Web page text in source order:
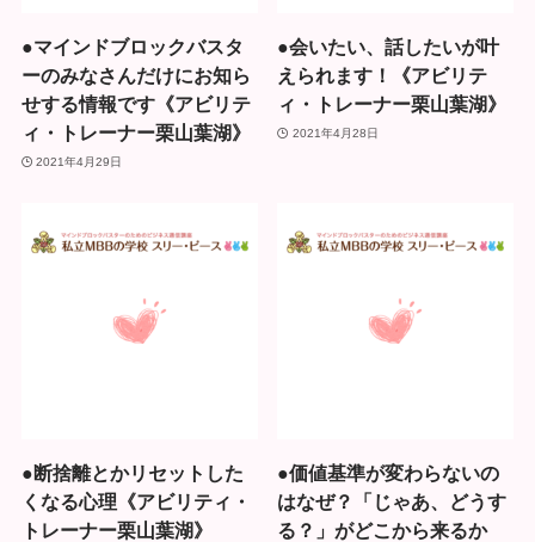
●マインドブロックバスタ
ーのみなさんだけにお知ら
せする情報です《アビリテ
ィ・トレーナー栗山葉湖》
2021年4月29日
●会いたい、話したいが叶
えられます！《アビリテ
ィ・トレーナー栗山葉湖》
2021年4月28日
●断捨離とかリセットした
くなる心理《アビリティ・
トレーナー栗山葉湖》
●価値基準が変わらないの
はなぜ？「じゃあ、どうす
る？」がどこから来るか